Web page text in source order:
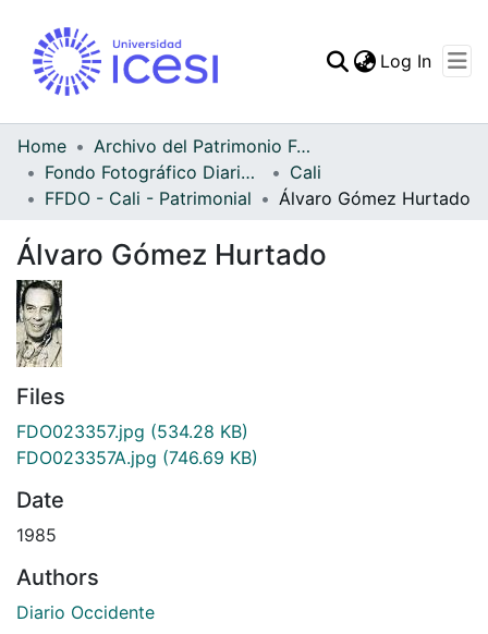
Statistics
Log In
Home
Archivo del Patrimonio Fotográfico y Fílmico del Valle del Cauca
Fondo Fotográfico Diario Occidente
Cali
FFDO - Cali - Patrimonial
Álvaro Gómez Hurtado
Álvaro Gómez Hurtado
Files
FDO023357.jpg (534.28 KB)
FDO023357A.jpg (746.69 KB)
Date
1985
Authors
Diario Occidente